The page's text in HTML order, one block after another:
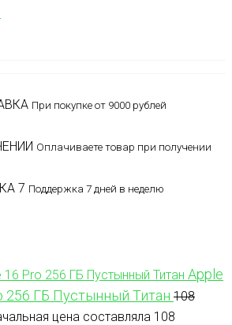
При покупке от 9000 рублей
Оплачиваете товар при получении
7 Поддержка 7 дней в неделю
Apple
256 ГБ Пустынный Титан 108
цена составляла 108